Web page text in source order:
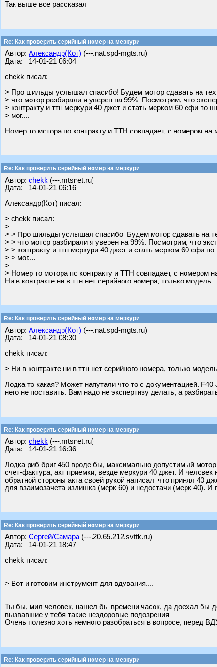
Так выше все рассказал
Re: Как проверить серийный номер на меркури
Автор: Александр(Кот) (---.nat.spd-mgts.ru)
Дата: 14-01-21 06:04
chekk писал:
> Про шильды услышал спасибо! Будем мотор сдавать на
> что мотор разбирали я уверен на 99%. Посмотрим, что
> контракту и ттн меркури 40 джет и стать мерком 60 ефи по
> мог....
Номер то мотора по контракту и ТТН совпадает, с номером на
Re: Как проверить серийный номер на меркури
Автор: chekk (---.mtsnet.ru)
Дата: 14-01-21 06:16
Александр(Кот) писал:
> chekk писал:
>
> > Про шильды услышал спасибо! Будем мотор сдавать на
> > что мотор разбирали я уверен на 99%. Посмотрим, что
> > контракту и ттн меркури 40 джет и стать мерком 60 ефи
> > мог....
>
> Номер то мотора по контракту и ТТН совпадает, с номером
Ни в контракте ни в ттн нет серийного номера, только модель.
Re: Как проверить серийный номер на меркури
Автор: Александр(Кот) (---.nat.spd-mgts.ru)
Дата: 14-01-21 08:30
chekk писал:
> Ни в контракте ни в ттн нет серийного номера, только
Лодка то какая? Может напутали что то с документацией.
него не поставить. Вам надо не экспертизу делать, а
Re: Как проверить серийный номер на меркури
Автор: chekk (---.mtsnet.ru)
Дата: 14-01-21 16:36
Лодка риб бриг 450 вроде бы, максимально допустимый
счет-фактура, акт приемки, везде меркури 40 джет. И
обратной стороны акта своей рукой написал, что принял 40
для взаимозачета излишка (мерк 60) и недостачи (мерк 40). И
Re: Как проверить серийный номер на меркури
Автор: Сергей/Самара (---.20.65.212.svttk.ru)
Дата: 14-01-21 18:47
chekk писал:
> Вот и готовим инструмент для вдувания....
Ты бы, мил человек, нашел бы времени часок, да доехал бы
вызвавшие у тебя такие нездоровые подозрения.
Очень полезно хоть немного разобраться в вопросе, перед
Re: Как проверить серийный номер на меркури